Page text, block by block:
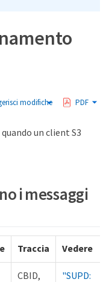
modifiche PDF
un client S3
i messaggi
Traccia Vedere
CBID,
"SUPD: